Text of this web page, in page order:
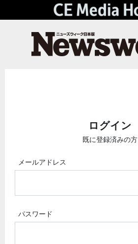
ログイン
既に登録済みの方
メールアドレス
パスワード